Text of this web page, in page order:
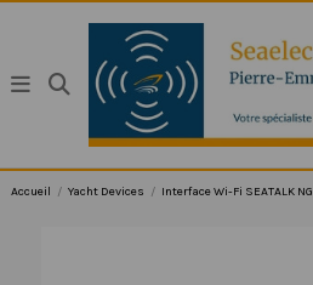
Accueil Yacht Devices Interface Wi-Fi SEATALK NG